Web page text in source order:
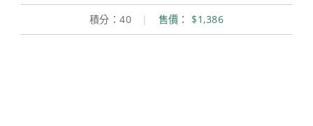
積分：40 | 售價： $1,386